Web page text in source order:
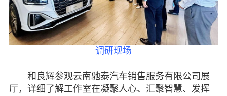
侨海动态
七彩云南
调研现场
和良辉参观云南驰泰汽车销售服务有限公司展
厅，详细了解工作室在凝聚人心、汇聚智慧、发挥